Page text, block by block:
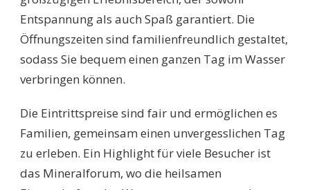
Entspannung als auch Spaß garantiert. Die
Öffnungszeiten sind familienfreundlich gestaltet,
sodass Sie bequem einen ganzen Tag im Wasser
verbringen können.
Die Eintrittspreise sind fair und ermöglichen es
Familien, gemeinsam einen unvergesslichen Tag
zu erleben. Ein Highlight für viele Besucher ist
das Mineralforum, wo die heilsamen